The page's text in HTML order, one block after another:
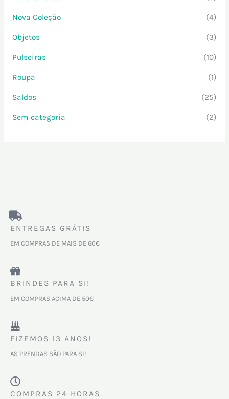
Nova Coleção (4)
Objetos (3)
Pulseiras (10)
Roupa (1)
Saldos (25)
Sem categoria (2)
ENTREGAS GRÁTIS
EM COMPRAS DE MAIS DE 60€
BRINDES PARA SI!
EM COMPRAS ACIMA DE 50€
FIZEMOS 13 ANOS!
AS PRENDAS SÃO PARA SI!
COMPRAS 24 HORAS